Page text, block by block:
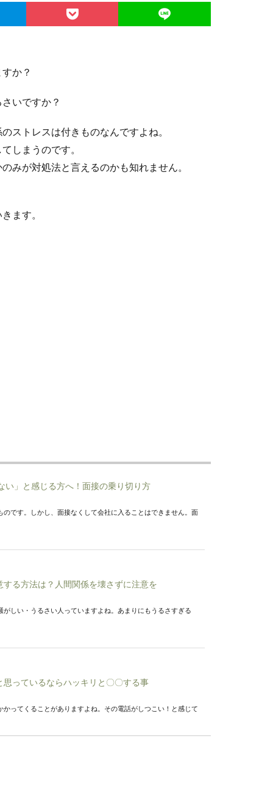
か？
いですか？
ストレスは付きものなんですよね。
しまうのです。
みが対処法と言えるのかも知れません。
ます。
い」と感じる方へ！面接の乗り切り方
のです。しかし、面接なくして会社に入ることはできません。面
る方法は？人間関係を壊さずに注意を
がしい・うるさい人っていますよね。あまりにもうるさすぎる
っているならハッキリと〇〇する事
かってくることがありますよね。その電話がしつこい！と感じて